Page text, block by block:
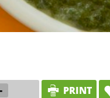
- PRINT